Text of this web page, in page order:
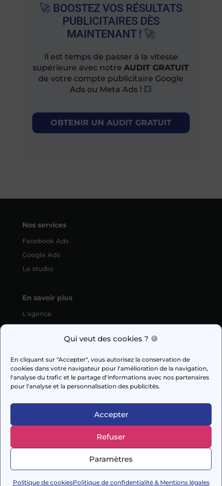
Qui veut des cookies ? 🍪
En cliquant sur "Accepter", vous autorisez la conservation de
cookies dans votre navigateur pour l'amélioration de la navigation,
l'analyse du trafic et le partage d'informations avec nos partenaires
pour l'analyse et la personnalisation des publicités.
Accepter
Refuser
Paramètres
Politique de cookiesPolitique de confidentialité & Mentions légales
🚀 BOOSTEZ VOS RÉSULTATS
PUBLICITAIRES DÈS
MAINTENANT ! 🚀
Il est temps de passer à la vitesse
supérieure avec notreAUDIT GRATUIT
de votre compte publicitaire Google
Ads ou Meta Ads ! 💥
OBTENIR UN AUDIT GRATUIT
Nos services
Facebook Ads
Google Ads
Le studio
En savoir plus
L’agence
  
– Conçu avec soin parDigitalSeeds–Mentions
légales